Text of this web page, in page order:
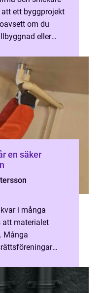
ett byggprojekt
om du
eller
en säker
i många
att materialet
Många